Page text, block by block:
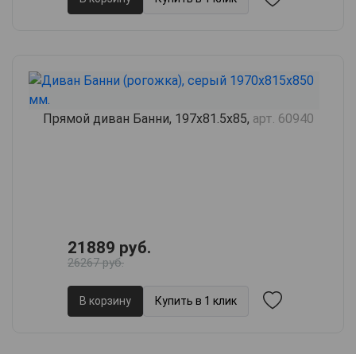
Прямой диван Банни, 197х81.5х85, арт. 60940
21889 руб.
26267 руб.
В корзину Купить в 1 клик